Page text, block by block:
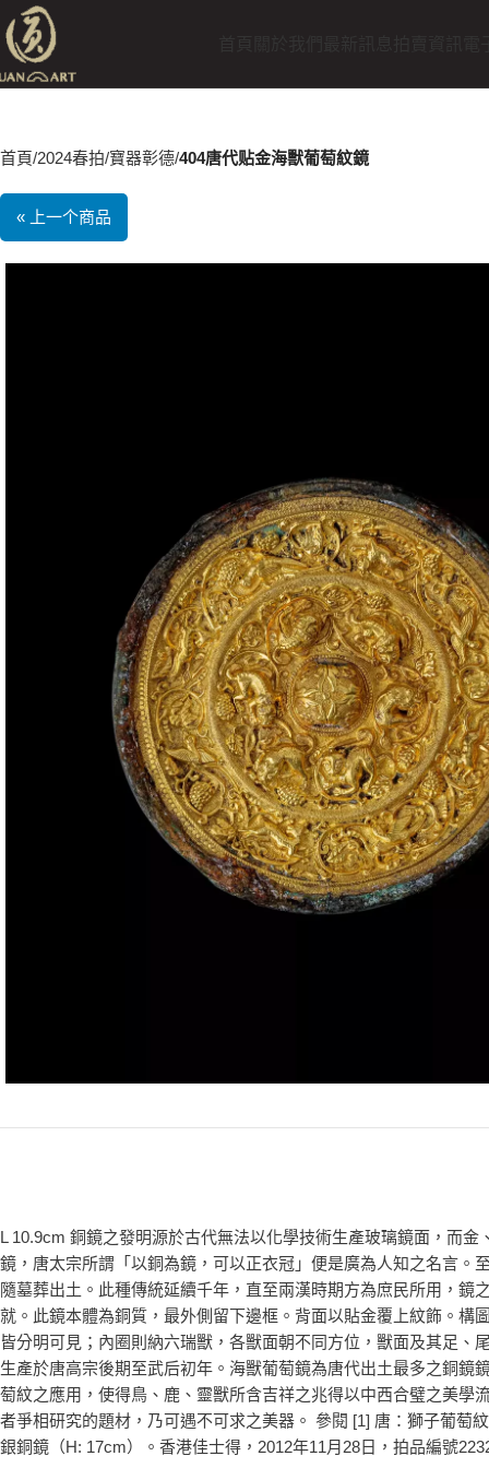
首頁 2024春拍 寶器彰德 404唐代贴金海獸葡萄紋鏡
« 上一个商品
L 10.9cm 銅鏡之發明源於古代無法以化學技術生產玻璃鏡面，而
鏡，唐太宗所謂「以銅為鏡，可以正衣冠」便是廣為人知之名言
隨墓葬出土。此種傳統延續千年，直至兩漢時期方為庶民所用，
就。此鏡本體為銅質，最外側留下邊框。背面以貼金覆上紋飾。
皆分明可見；內圈則納六瑞獸，各獸面朝不同方位，獸面及其足
生產於唐高宗後期至武后初年。海獸葡萄鏡為唐代出土最多之銅
萄紋之應用，使得鳥、鹿、靈獸所含吉祥之兆得以中西合璧之美
者爭相研究的題材，乃可遇不可求之美器。 參閱 [1] 唐：獅子葡萄
銀銅鏡（H: 17cm）。香港佳士得，2012年11月28日，拍品編號